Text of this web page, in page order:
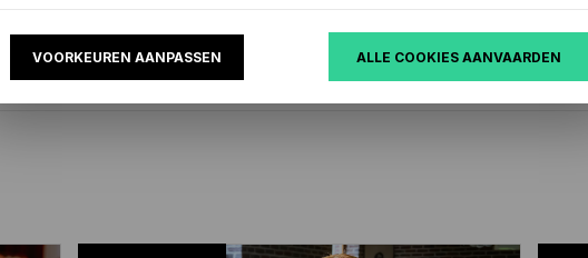
VOORKEUREN AANPASSEN ALLE COOKIES AANVAARDEN